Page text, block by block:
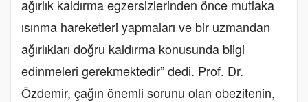
ağırlık kaldırma egzersizlerinden önce mutlaka
ısınma hareketleri yapmaları ve bir uzmandan
ağırlıkları doğru kaldırma konusunda bilgi
edinmeleri gerekmektedir” dedi. Prof. Dr.
Özdemir, çağın önemli sorunu olan obezitenin,